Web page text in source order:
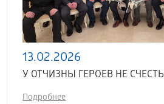
13.02.2026
У ОТЧИЗНЫ ГЕРОЕВ НЕ СЧЕСТЬ
Подробнее